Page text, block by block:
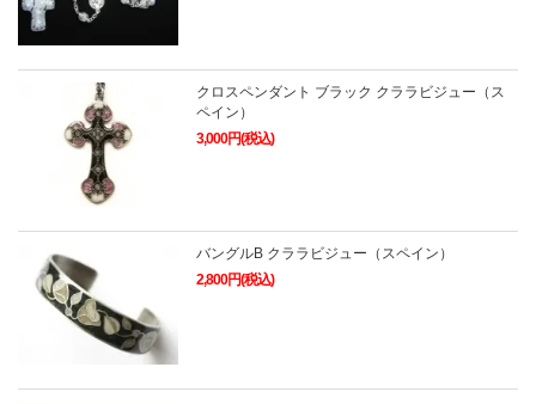
クロスペンダント ブラック クララビジュー（ス
ペイン）
3,000円(税込)
バングルB クララビジュー（スペイン）
2,800円(税込)